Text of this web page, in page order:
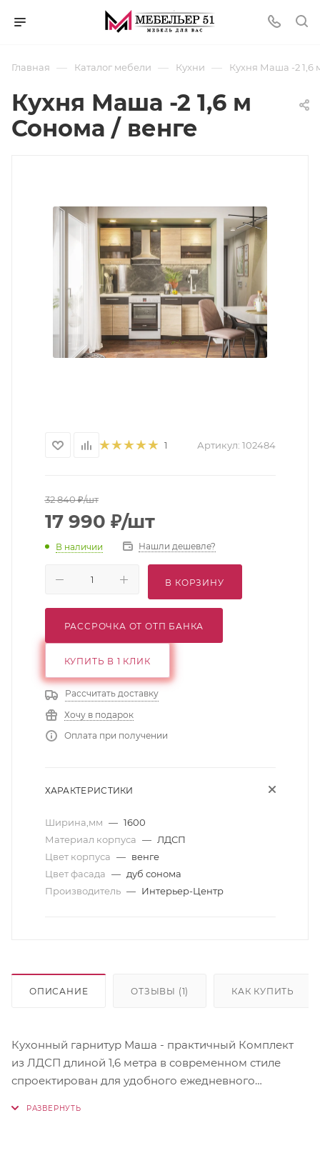
Главная — Каталог мебели — Кухни — Кухня Маша -2 1,6
Кухня Маша -2 1,6 м
Сонома / венге
1 Артикул: 102484
32 840₽/шт
17 990 ₽/шт
В наличии Нашли дешевле?
В КОРЗИНУ
РАССРОЧКА ОТ ОТП БАНКА
КУПИТЬ В 1 КЛИК
Рассчитать доставку
Хочу в подарок
Оплата при получении
ХАРАКТЕРИСТИКИ
Ширина,мм — 1600
Материал корпуса — ЛДСП
Цвет корпуса — венге
Цвет фасада — дуб сонома
Производитель — Интерьер-Центр
ОПИСАНИЕ ОТЗЫВЫ (1) КАК КУПИТЬ
Кухонный гарнитур Маша - практичный Комплект
из ЛДСП длиной 1,6 метра в современном стиле
спроектирован для удобного ежедневного